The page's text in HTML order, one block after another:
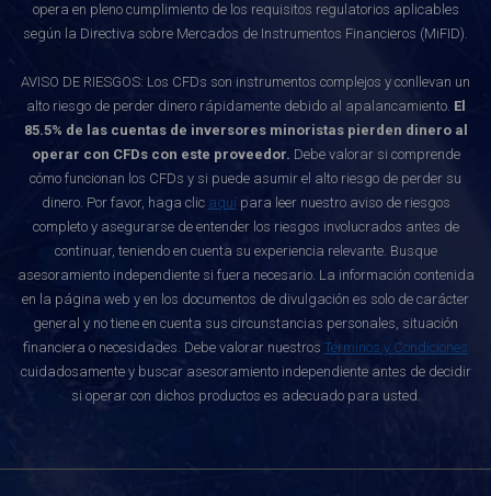
opera en pleno cumplimiento de los requisitos regulatorios aplicables
según la Directiva sobre Mercados de Instrumentos Financieros (MiFID).
AVISO DE RIESGOS: Los CFDs son instrumentos complejos y conllevan un
alto riesgo de perder dinero rápidamente debido al apalancamiento. El
85.5% de las cuentas de inversores minoristas pierden dinero al
operar con CFDs con este proveedor. Debe valorar si comprende
cómo funcionan los CFDs y si puede asumir el alto riesgo de perder su
dinero. Por favor, haga clic aquípara leer nuestro aviso de riesgos
completo y asegurarse de entender los riesgos involucrados antes de
continuar, teniendo en cuenta su experiencia relevante. Busque
asesoramiento independiente si fuera necesario. La información contenida
en la página web y en los documentos de divulgación es solo de carácter
general y no tiene en cuenta sus circunstancias personales, situación
financiera o necesidades. Debe valorar nuestros Términos y Condiciones
cuidadosamente y buscar asesoramiento independiente antes de decidir
si operar con dichos productos es adecuado para usted.